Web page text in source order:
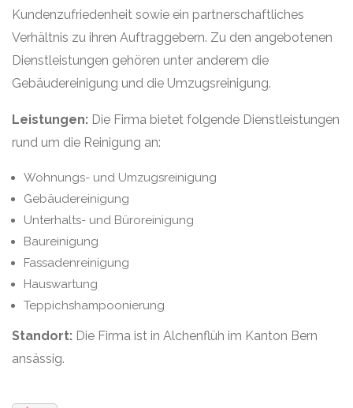
Kundenzufriedenheit sowie ein partnerschaftliches
Verhältnis zu ihren Auftraggebern. Zu den angebotenen
Dienstleistungen gehören unter anderem die
Gebäudereinigung und die Umzugsreinigung.
Leistungen: Die Firma bietet folgende Dienstleistungen
rund um die Reinigung an:
Wohnungs- und Umzugsreinigung
Gebäudereinigung
Unterhalts- und Büroreinigung
Baureinigung
Fassadenreinigung
Hauswartung
Teppichshampoonierung
Standort: Die Firma ist in Alchenflüh im Kanton Bern
ansässig.